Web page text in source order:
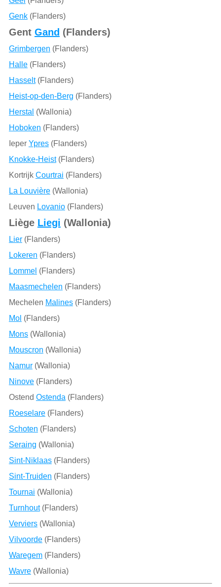
Genk(Flanders)
Gent Gand (Flanders)
Grimbergen (Flanders)
Halle(Flanders)
Hasselt(Flanders)
Heist-op-den-Berg (Flanders)
Herstal (Wallonia)
Hoboken (Flanders)
Ieper Ypres(Flanders)
Knokke-Heist(Flanders)
Kortrijk Courtrai (Flanders)
La Louvière(Wallonia)
Leuven Lovanio(Flanders)
Liège Liegi (Wallonia)
Lier(Flanders)
Lokeren (Flanders)
Lommel (Flanders)
Maasmechelen (Flanders)
Mechelen Malines(Flanders)
Mol (Flanders)
Mons(Wallonia)
Mouscron (Wallonia)
Namur(Wallonia)
Ninove(Flanders)
Ostend Ostenda (Flanders)
Roeselare(Flanders)
Schoten (Flanders)
Seraing (Wallonia)
Sint-Niklaas(Flanders)
Sint-Truiden (Flanders)
Tournai (Wallonia)
Turnhout(Flanders)
Verviers(Wallonia)
Vilvoorde(Flanders)
Waregem(Flanders)
Wavre(Wallonia)